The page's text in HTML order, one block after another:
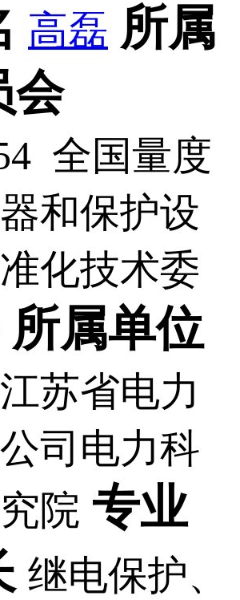
高磊 所属
会
全国量度
和保护设
化技术委
所属单位
苏省电力
司电力科
院 专业
继电保护、